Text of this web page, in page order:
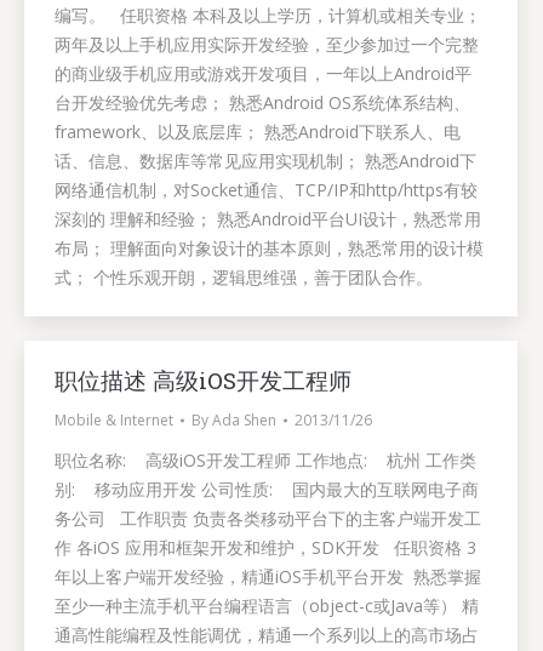
编写。 任职资格 本科及以上学历，计算机或相关专业；
两年及以上手机应用实际开发经验，至少参加过一个完整
的商业级手机应用或游戏开发项目，一年以上Android平
台开发经验优先考虑； 熟悉Android OS系统体系结构、
framework、以及底层库； 熟悉Android下联系人、电
话、信息、数据库等常见应用实现机制； 熟悉Android下
网络通信机制，对Socket通信、TCP/IP和http/https有较
深刻的 理解和经验； 熟悉Android平台UI设计，熟悉常用
布局； 理解面向对象设计的基本原则，熟悉常用的设计模
式； 个性乐观开朗，逻辑思维强，善于团队合作。
职位描述 高级iOS开发工程师
Mobile & Internet ByAda Shen 2013/11/26
职位名称: 高级iOS开发工程师 工作地点: 杭州 工作类
别: 移动应用开发 公司性质: 国内最大的互联网电子商
务公司 工作职责 负责各类移动平台下的主客户端开发工
作 各iOS 应用和框架开发和维护，SDK开发 任职资格 3
年以上客户端开发经验，精通iOS手机平台开发 熟悉掌握
至少一种主流手机平台编程语言（object-c或Java等） 精
通高性能编程及性能调优，精通一个系列以上的高市场占